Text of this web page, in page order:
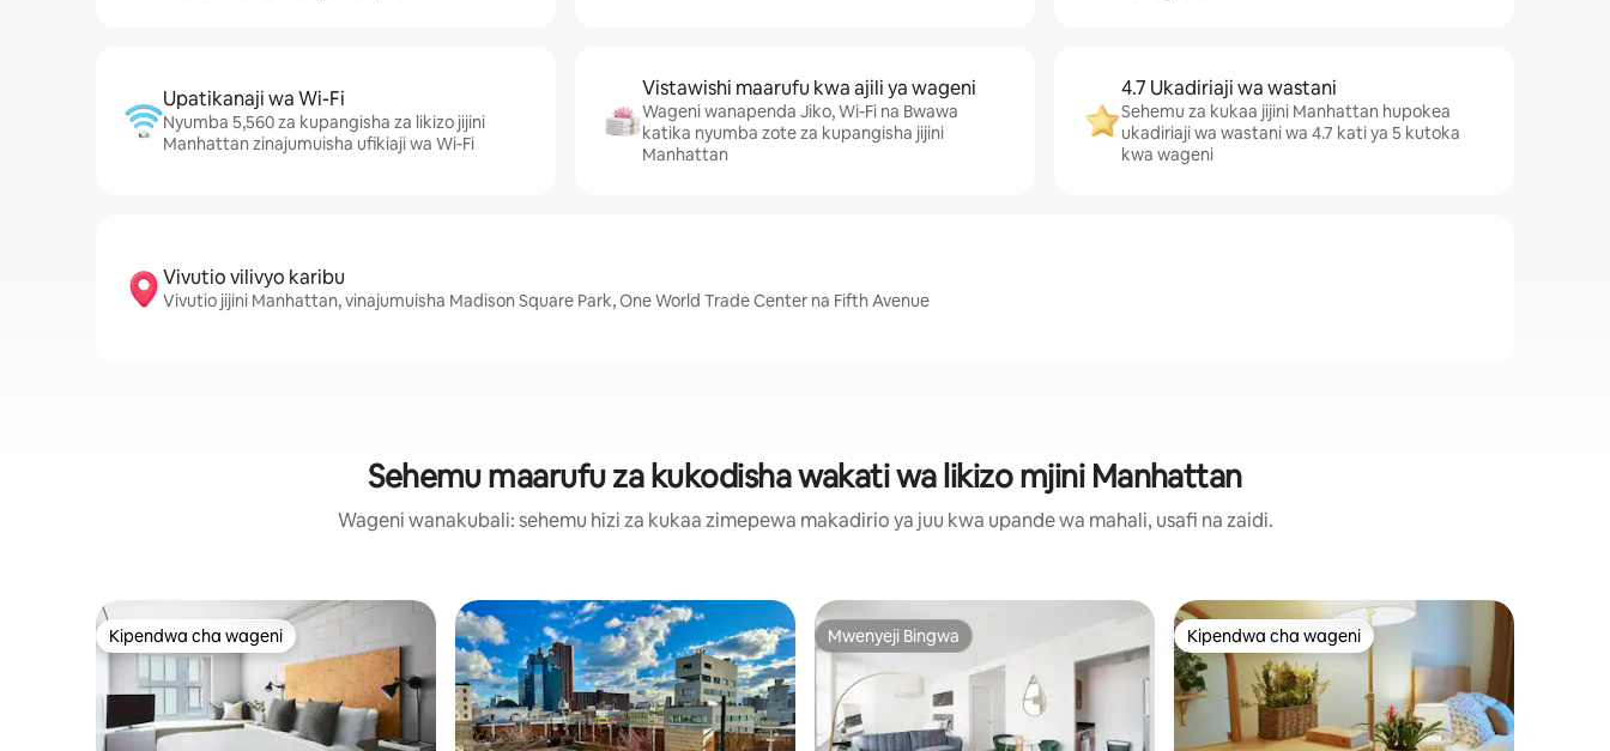
Upatikanaji wa Wi-Fi
Nyumba 5,560 za kupangisha za likizo jijini
Manhattan zinajumuisha ufikiaji wa Wi-Fi
Vistawishi maarufu kwa ajili ya wageni
Wageni wanapenda Jiko, Wi-Fi na Bwawa
katika nyumba zote za kupangisha jijini
Manhattan
4.7 Ukadiriaji wa wastani
Sehemu za kukaa jijini Manhattan hupokea
ukadiriaji wa wastani wa 4.7 kati ya 5 kutoka
kwa wageni
Vivutio vilivyo karibu
Vivutio jijini Manhattan, vinajumuisha Madison Square Park, One World Trade Center na Fifth Avenue
Sehemu maarufu za kukodisha wakati wa likizo mjini Manhattan
Wageni wanakubali: sehemu hizi za kukaa zimepewa makadirio ya juu kwa upande wa mahali, usafi na zaidi.
Kipendwa cha wageni
Kipendwa cha wageni Mwenyeji Bingwa
Mwenyeji Bingwa Kipendwa cha wageni
Kipendwa cha wageni